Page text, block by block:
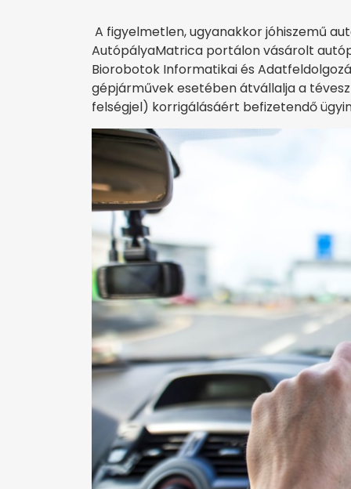
A figyelmetlen, ugyanakkor jóhiszemű
AutópályaMatrica portálon vásárolt
Biorobotok Informatikai és
gépjárművek esetében átvállalja a
felségjel) korrigálásáért befizetendő